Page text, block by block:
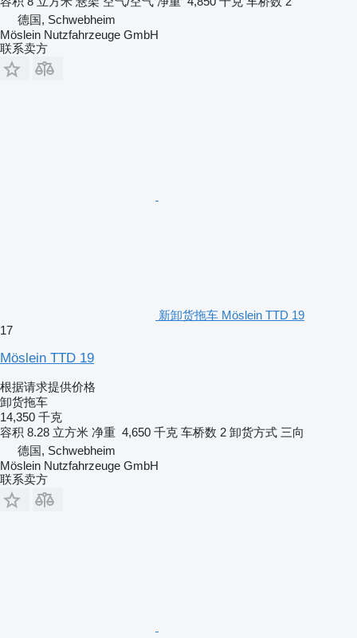
德国, Schwebheim
Möslein Nutzfahrzeuge GmbH
联系卖方
新卸货拖车 Möslein TTD 19
17
Möslein TTD 19
根据请求提供价格
卸货拖车
14,350 千克
容积 8.28 立方米 净重 4,650 千克 车桥数 2 卸货方式 三向
德国, Schwebheim
Möslein Nutzfahrzeuge GmbH
联系卖方